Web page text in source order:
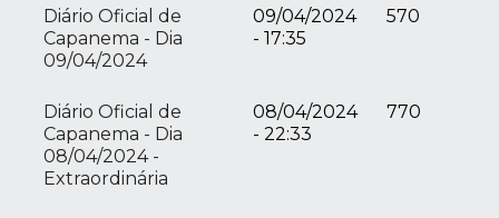
Diário Oficial de
Capanema - Dia
09/04/2024
09/04/2024
- 17:35
570
Diário Oficial de
Capanema - Dia
08/04/2024 -
Extraordinária
08/04/2024
- 22:33
770